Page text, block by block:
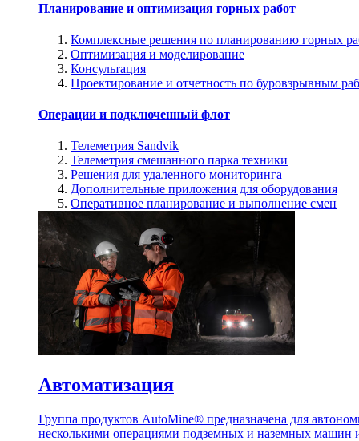
Планирование и оптимизация горных работ
Комплексные решения по планированию горных
Оптимизация и моделирование
Консультация
Проектирование и отчетность по буровзрывным
Операции и подключенный флот
Телеметрия Sandvik
Телеметрия смешанного парка техники
Решения для удаленного мониторинга
Дополнительные приложения для оборудования
Оперативное планирование и выполнение смен
Автоматизация
Группа продуктов AutoMine® предназначена для
несколькими операциями подземных и наземных машин